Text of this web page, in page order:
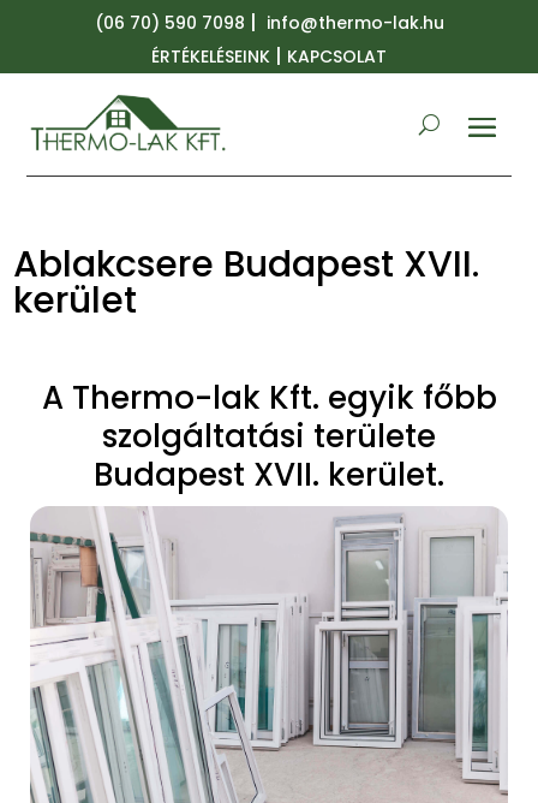
(06 70) 590 7098 | info@thermo-lak.hu
ÉRTÉKELÉSEINK | KAPCSOLAT
Ablakcsere Budapest XVII.
kerület
A Thermo-lak Kft. egyik főbb
szolgáltatási területe
Budapest XVII. kerület.